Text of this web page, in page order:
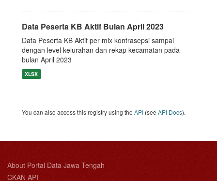
Data Peserta KB Aktif Bulan April 2023
Data Peserta KB Aktif per mix kontrasepsi sampai
dengan level kelurahan dan rekap kecamatan pada
bulan April 2023
XLSX
You can also access this registry using the API (see API Docs).
About Portal Data Jawa Tengah
CKAN API